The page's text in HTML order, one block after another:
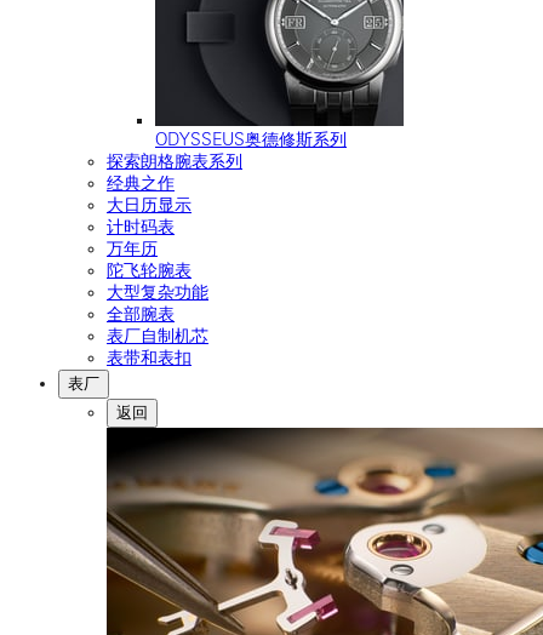
ODYSSEUS奥德修斯系列
探索朗格腕表系列
经典之作
大日历显示
计时码表
万年历
陀飞轮腕表
大型复杂功能
全部腕表
表厂自制机芯
表带和表扣
表厂
返回